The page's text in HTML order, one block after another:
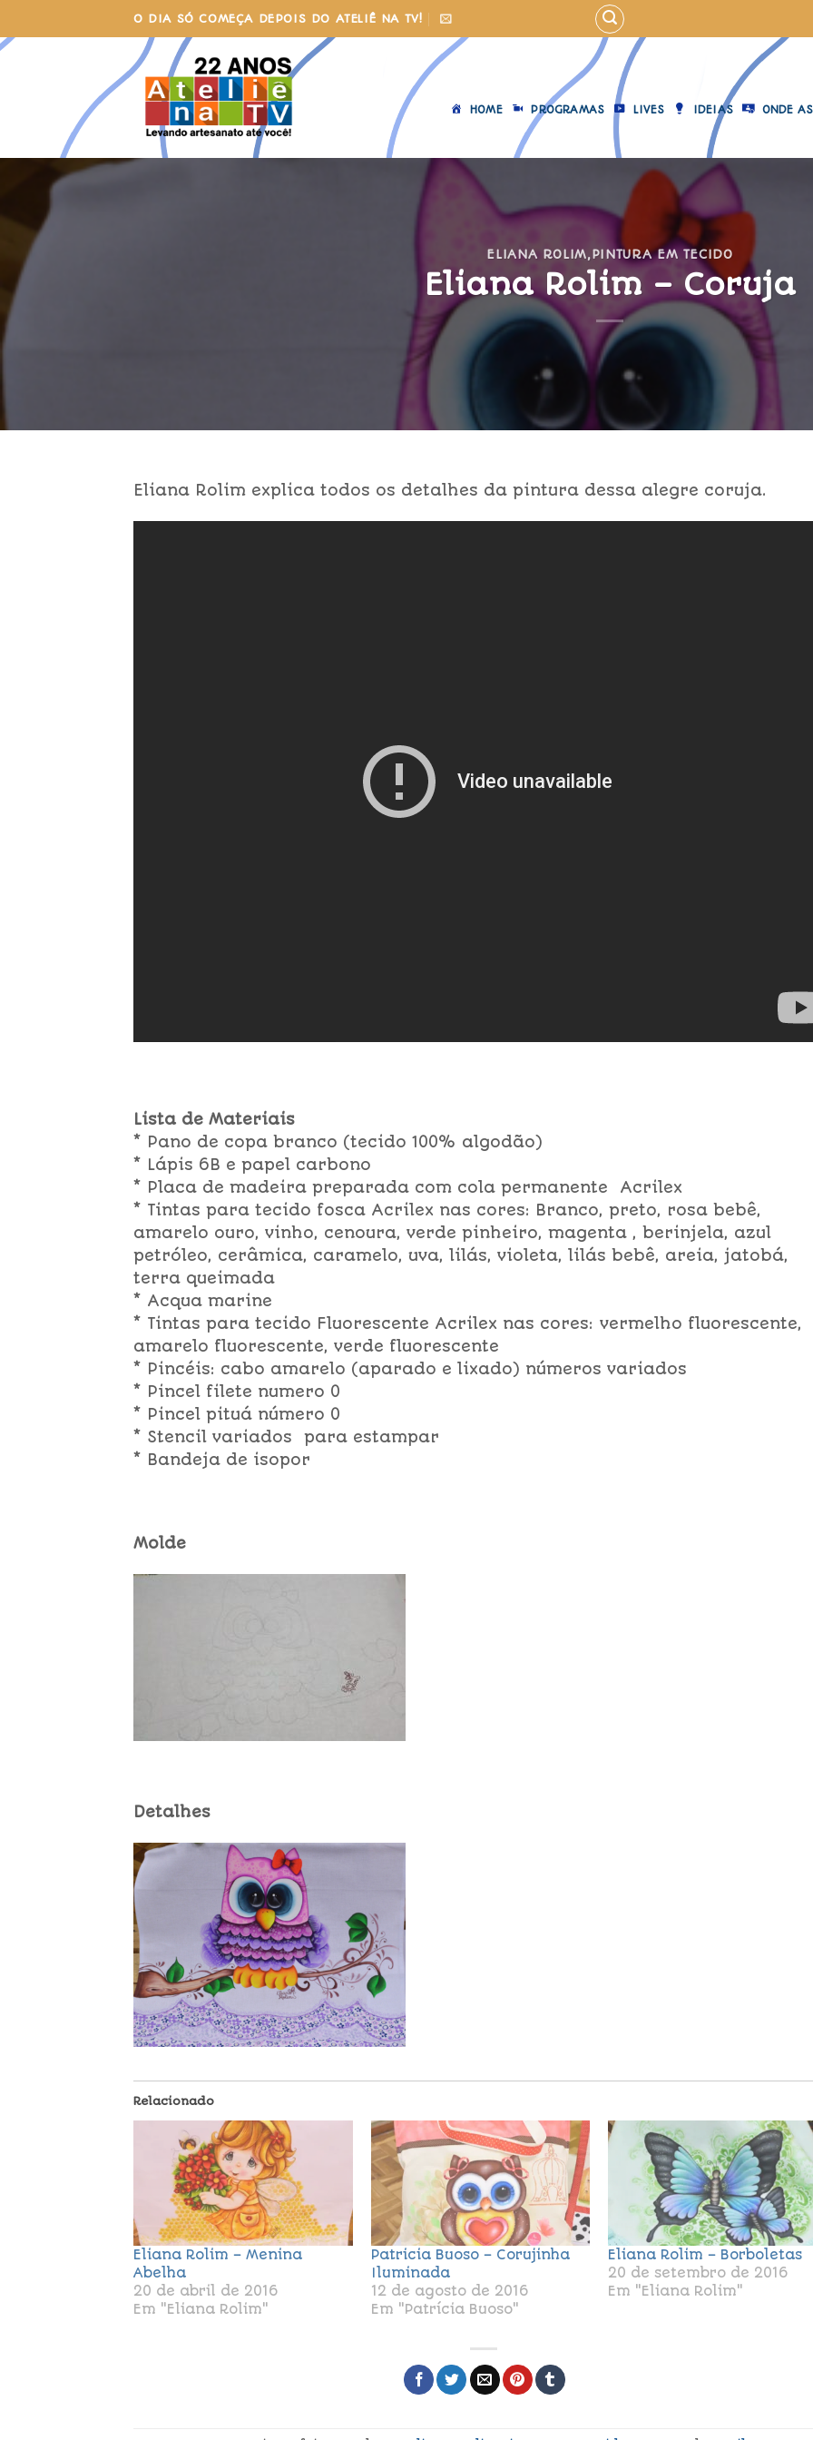
to
content
O DIA SÓ COMEÇA DEPOIS DO ATELIÊ NA TV!
HOME PROGRAMAS LIVES IDEIAS ONDE
ELIANA ROLIM,PINTURA EM TECIDO
Eliana Rolim – Coruja
Eliana Rolim explica todos os detalhes da pintura dessa alegre coruja.
Lista de Materiais
* Pano de copa branco (tecido 100% algodão)
* Lápis 6B e papel carbono
* Placa de madeira preparada com cola permanente Acrilex
* Tintas para tecido fosca Acrilex nas cores: Branco, preto, rosa bebê,
amarelo ouro, vinho, cenoura, verde pinheiro, magenta , berinjela, azul
petróleo, cerâmica, caramelo, uva, lilás, violeta, lilás bebê, areia, jatobá,
terra queimada
* Acqua marine
* Tintas para tecido Fluorescente Acrilex nas cores: vermelho fluorescente,
amarelo fluorescente, verde fluorescente
* Pincéis: cabo amarelo (aparado e lixado) números variados
* Pincel filete numero 0
* Pincel pituá número 0
* Stencil variados para estampar
* Bandeja de isopor
Molde
Detalhes
Relacionado
Eliana Rolim – Menina
Abelha
20 de abril de 2016
Em "Eliana Rolim"
Patricia Buoso – Corujinha
Iluminada
12 de agosto de 2016
Em "Patrícia Buoso"
Eliana Rolim – Borboletas
20 de setembro de 2016
Em "Eliana Rolim"